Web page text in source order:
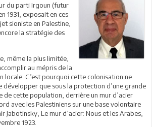
du parti Irgoun (futur
1931, exposait en ces
sioniste en Palestine,
la stratégie des
même la plus limitée,
au mépris de la
locale. C’est pourquoi cette colonisation ne
développer que sous la protection d’une grande
de cette population, derrière un mur d’acier
avec les Palestiniens sur une base volontaire
Jabotinsky, Le mur d’acier: Nous et les Arabes,
1923.